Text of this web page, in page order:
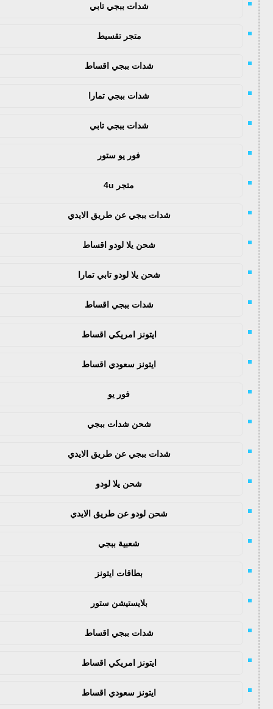
شدات ببجي تابي
متجر تقسيط
شدات ببجي اقساط
شدات ببجي تمارا
شدات ببجي تابي
فور يو ستور
متجر 4u
شدات ببجي عن طريق الايدي
شحن يلا لودو اقساط
شحن يلا لودو تابي تمارا
شدات ببجي اقساط
ايتونز امريكي اقساط
ايتونز سعودي اقساط
فور يو
شحن شدات ببجي
شدات ببجي عن طريق الايدي
شحن يلا لودو
شحن لودو عن طريق الايدي
شعبية ببجي
بطاقات ايتونز
بلايستيشن ستور
شدات ببجي اقساط
ايتونز امريكي اقساط
ايتونز سعودي اقساط